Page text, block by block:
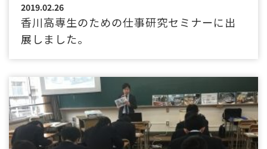
2019.02.26
香川高専生のための仕事研究セミナーに出
展しました。